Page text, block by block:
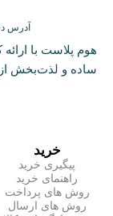
آدرس دفتر:
هوم پلاست با
ساده و لذت‌بخش از
خرید
پیگیری خرید
راهنمای خرید
روش های پرداخت
روش های ارسال